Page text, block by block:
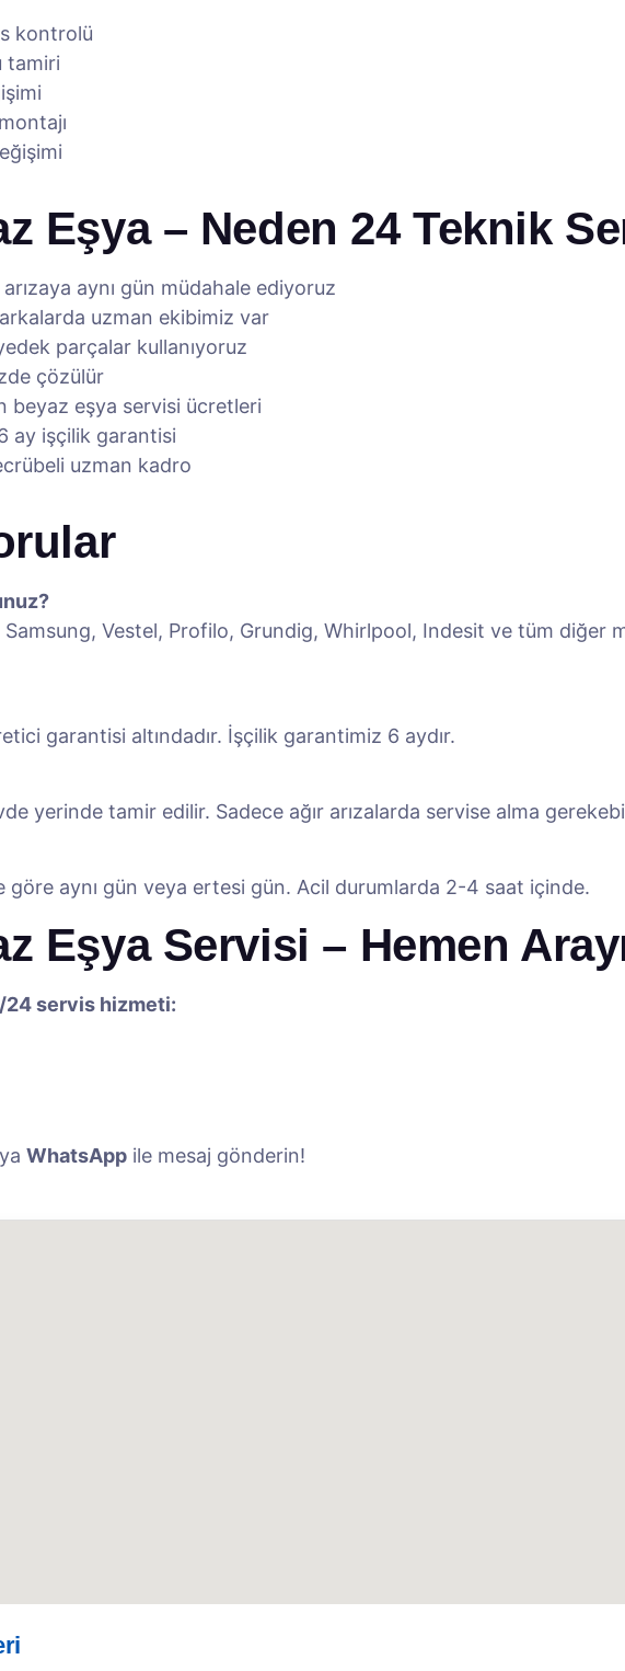
kontrolü
tamiri
Eşya – Neden 24 Teknik
aynı gün müdahale ediyoruz
uzman ekibimiz var
parçalar kullanıyoruz
çözülür
beyaz eşya servisi ücretleri
ay işçilik garantisi
uzman kadro
Vestel, Profilo, Grundig, Whirlpool, Indesit ve tüm diğer
garantisi altındadır. İşçilik garantimiz 6 aydır.
yerinde tamir edilir. Sadece ağır arızalarda servise alma
aynı gün veya ertesi gün. Acil durumlarda 2-4 saat içinde.
Eşya Servisi – Hemen
24 servis hizmeti:
WhatsApp ile mesaj gönderin!